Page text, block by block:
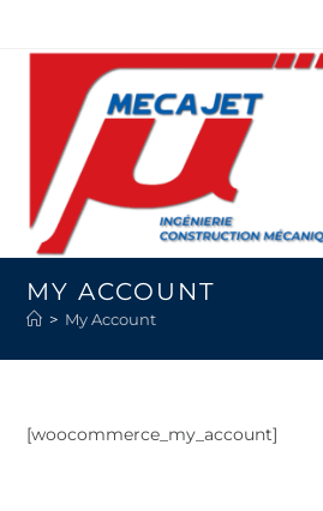
MY ACCOUNT
> My Account
[woocommerce_my_account]